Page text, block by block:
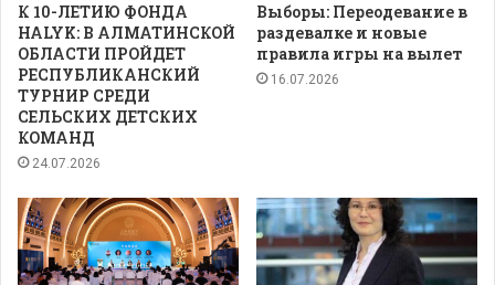
К 10-ЛЕТИЮ ФОНДА
HALYK: В АЛМАТИНСКОЙ
ОБЛАСТИ ПРОЙДЕТ
РЕСПУБЛИКАНСКИЙ
ТУРНИР СРЕДИ
СЕЛЬСКИХ ДЕТСКИХ
КОМАНД
24.07.2026
Выборы: Переодевание в
раздевалке и новые
правила игры на вылет
16.07.2026